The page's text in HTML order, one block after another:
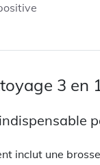
3 en
inclut une